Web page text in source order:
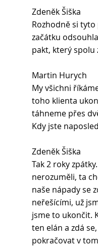
Zdeněk Šiška
Rozhodně si
začátku
pakt, který spolu
Martin Hurych
My všichni
toho klienta
táhneme přes
Kdy jste
Zdeněk Šiška
Tak 2 roky
nerozuměli, ta
naše nápady se
neřešícími, už
jsme to ukončit.
ten elán a zdá
pokračovat v